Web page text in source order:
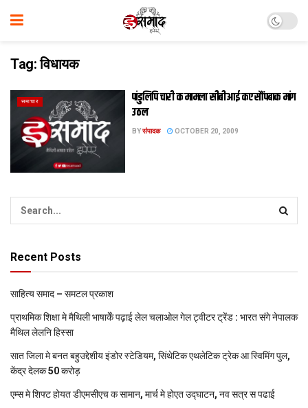
Tag:विधायक
समाचार
पांडुलिपि चारी क मामला सीबीआई कए सौंपबाक मांग
उठल
BYसंपादक OCTOBER 20, 2009
Recent Posts
साहित्य समाद – समटल प्रकाश
प्राथमिक शि‍क्षा मे मैथि‍ली भाषाकेँ पढ़ाई लेल चलाओल गेल ट्वीटर ट्रेंड : भारत संगे नेपालक
मैथिल लेलनि हिस्सा
सात जिला मे बनत बहुउद्देशीय इंडोर स्‍टेडि‍यम, सिंथेटिक एथलेटिक ट्रेक आ स्विमिंग पुल,
केंद्र देलक 50 करोड़
एम्स मे शिफ्ट होयत डीएमसीएच क सामान, मार्च मे होएत उद्घाटन, नव सत्र स पढाई